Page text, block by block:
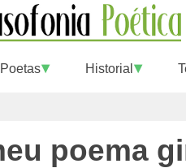
Poetas Historial
poema